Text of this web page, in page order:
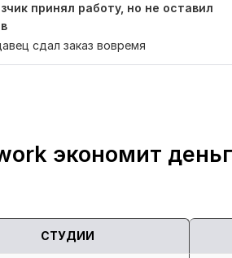
принял работу, но не оставил
сдал заказ вовремя
экономит
СТУДИИ